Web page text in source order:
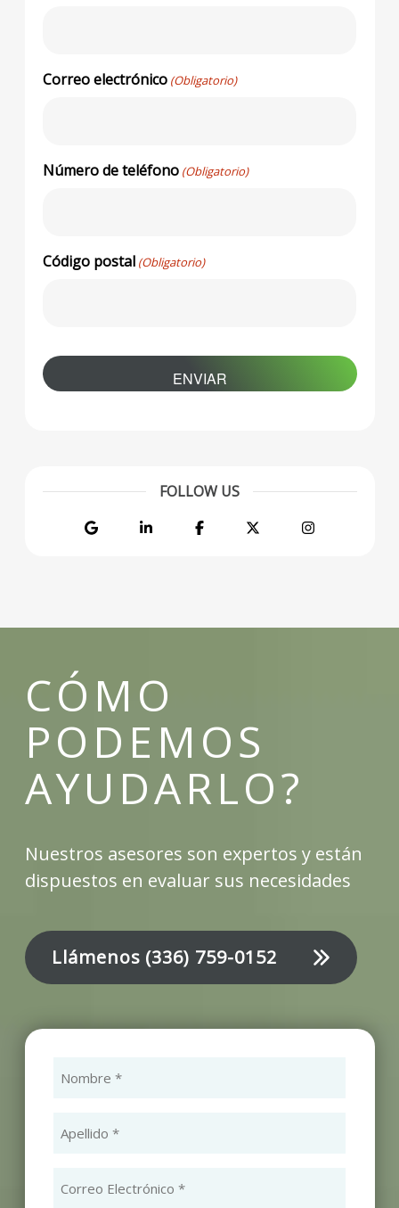
Correo electrónico (Obligatorio)
Número de teléfono (Obligatorio)
Código postal (Obligatorio)
FOLLOW US
Google LinkedInFacebook Twitter Instagram
CÓMO
PODEMOS
AYUDARLO?
Nuestros asesores son expertos y están
dispuestos en evaluar sus necesidades
Llámenos (336) 759-0152